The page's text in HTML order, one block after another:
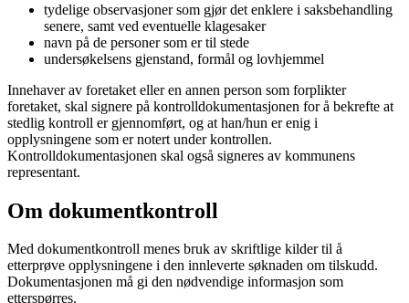
tydelige observasjoner som gjør det enklere i saksbehandling
senere, samt ved eventuelle klagesaker
navn på de personer som er til stede
undersøkelsens gjenstand, formål og lovhjemmel
Innehaver av foretaket eller en annen person som forplikter
foretaket, skal signere på kontrolldokumentasjonen for å bekrefte at
stedlig kontroll er gjennomført, og at han/hun er enig i
opplysningene som er notert under kontrollen.
Kontrolldokumentasjonen skal også signeres av kommunens
representant.
Om dokumentkontroll
Med dokumentkontroll menes bruk av skriftlige kilder til å
etterprøve opplysningene i den innleverte søknaden om tilskudd.
Dokumentasjonen må gi den nødvendige informasjon som
etterspørres.